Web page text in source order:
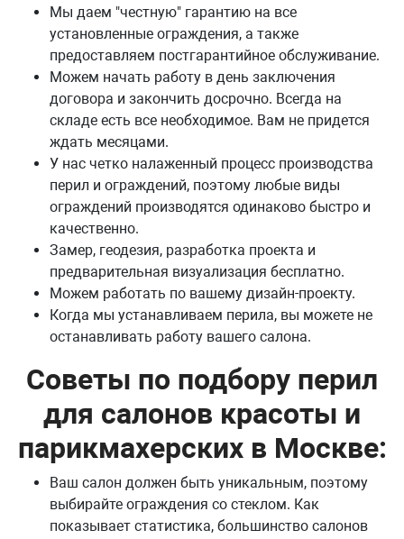
Мы даем "честную" гарантию на все
установленные ограждения, а также
предоставляем постгарантийное обслуживание.
Можем начать работу в день заключения
договора и закончить досрочно. Всегда на
складе есть все необходимое. Вам не придется
ждать месяцами.
У нас четко налаженный процесс производства
перил и ограждений, поэтому любые виды
ограждений производятся одинаково быстро и
качественно.
Замер, геодезия, разработка проекта и
предварительная визуализация бесплатно.
Можем работать по вашему дизайн-проекту.
Когда мы устанавливаем перила, вы можете не
останавливать работу вашего салона.
Советы по подбору перил
для салонов красоты и
парикмахерских в Москве:
Ваш салон должен быть уникальным, поэтому
выбирайте ограждения со стеклом. Как
показывает статистика, большинство салонов